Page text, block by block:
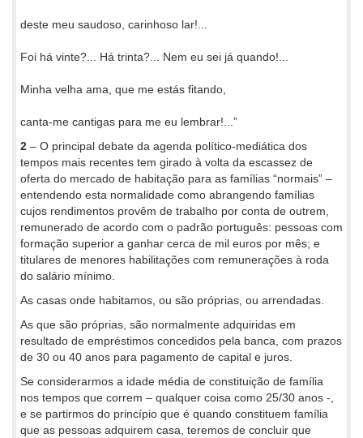
deste meu saudoso, carinhoso lar!...
Foi há vinte?... Há trinta?... Nem eu sei já quando!...
Minha velha ama, que me estás fitando,
canta-me cantigas para me eu lembrar!...”
2 – O principal debate da agenda político-mediática dos
tempos mais recentes tem girado à volta da escassez de
oferta do mercado de habitação para as famílias “normais” –
entendendo esta normalidade como abrangendo famílias
cujos rendimentos provêm de trabalho por conta de outrem,
remunerado de acordo com o padrão português: pessoas com
formação superior a ganhar cerca de mil euros por mês; e
titulares de menores habilitações com remunerações à roda
do salário mínimo.
As casas onde habitamos, ou são próprias, ou arrendadas.
As que são próprias, são normalmente adquiridas em
resultado de empréstimos concedidos pela banca, com prazos
de 30 ou 40 anos para pagamento de capital e juros.
Se considerarmos a idade média de constituição de família
nos tempos que correm – qualquer coisa como 25/30 anos -,
e se partirmos do princípio que é quando constituem família
que as pessoas adquirem casa, teremos de concluir que